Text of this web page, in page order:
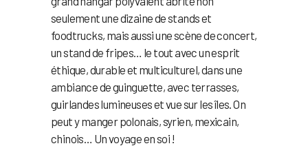
seulement une dizaine de stands et
foodtrucks, mais aussi une scène de concert,
un stand de fripes… le tout avec un esprit
éthique, durable et multiculturel, dans une
ambiance de guinguette, avec terrasses,
guirlandes lumineuses et vue sur les îles. On
peut y manger polonais, syrien, mexicain,
chinois… Un voyage en soi !